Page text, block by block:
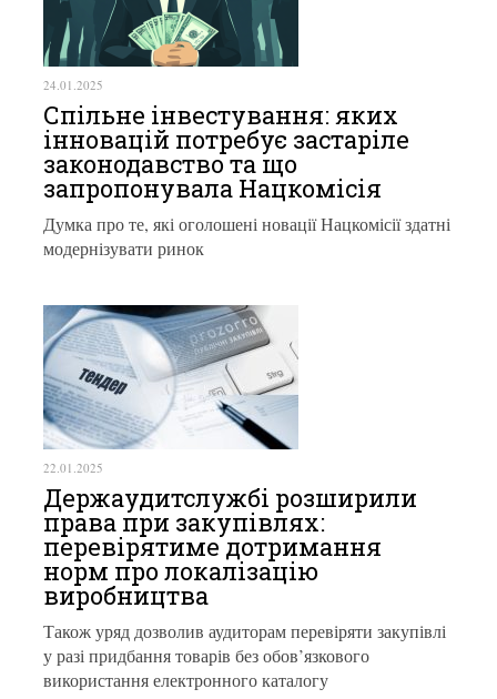
24.01.2025
Спільне інвестування: яких
інновацій потребує застаріле
законодавство та що
запропонувала Нацкомісія
Думка про те, які оголошені новації Нацкомісії здатні
модернізувати ринок
22.01.2025
Держаудитслужбі розширили
права при закупівлях:
перевірятиме дотримання
норм про локалізацію
виробництва
Також уряд дозволив аудиторам перевіряти закупівлі
у разі придбання товарів без обов’язкового
використання електронного каталогу